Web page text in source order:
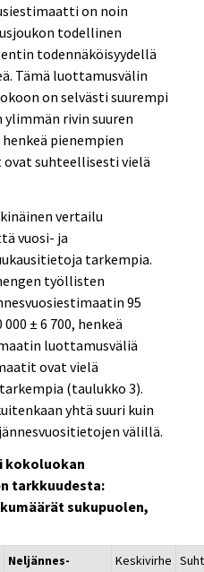
on noin
todellinen
todennäköisyydellä
Tämä luottamusvälin
on selvästi suurempi
ylimmän rivin suuren
pienempien
suhteellisesti vielä
vertailu
vuosi- ja
tarkempia.
työllisten
95
± 6 700, henkeä
luottamusväliä
ovat vielä
(taulukko 3).
yhtä suuri kuin
välillä.
kokoluokan
tarkkuudesta:
sukupuolen,
Neljännes-
Keskivirhe